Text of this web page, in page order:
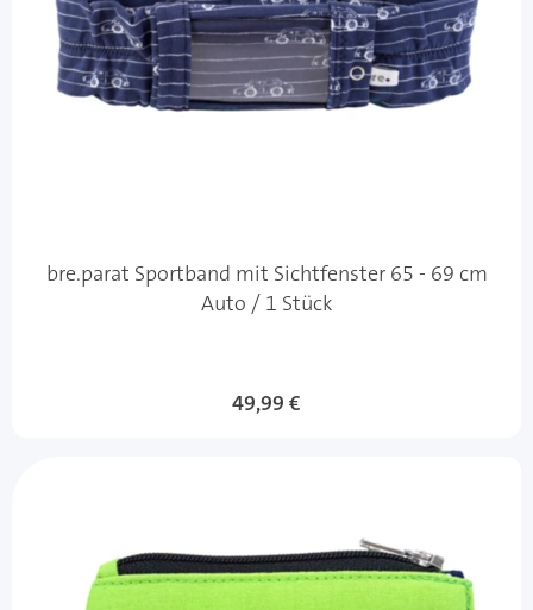
bre.parat Sportband mit Sichtfenster 65 - 69 cm
Auto / 1 Stück
49,99 €